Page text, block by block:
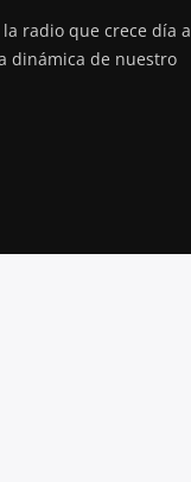
la radio que crece día a
dinámica de nuestro